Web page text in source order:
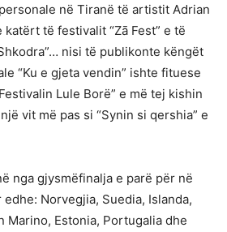
në Tiranë të artistit Adrian
të festivalit “Zā Fest” e të
nisi të publikonte këngët
“Ku e gjeta vendin” ishte fituese
Lule Borë” e më tej kishin
vit më pas si “Synin si qershia” e
nga gjysmëfinalja e parë për në
Norvegjia, Suedia, Islanda,
Marino, Estonia, Portugalia dhe